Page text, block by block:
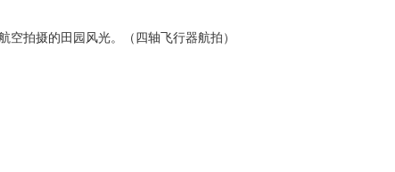
拍摄的田园风光。（四轴飞行器航拍）